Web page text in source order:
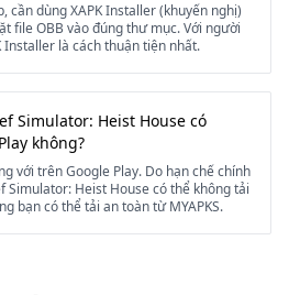
cần dùng XAPK Installer (khuyến nghị)
file OBB vào đúng thư mục. Với người
Installer là cách thuận tiện nhất.
Simulator: Heist House có
không?
với trên Google Play. Do hạn chế chính
Simulator: Heist House có thể không tải
bạn có thể tải an toàn từ MYAPKS.